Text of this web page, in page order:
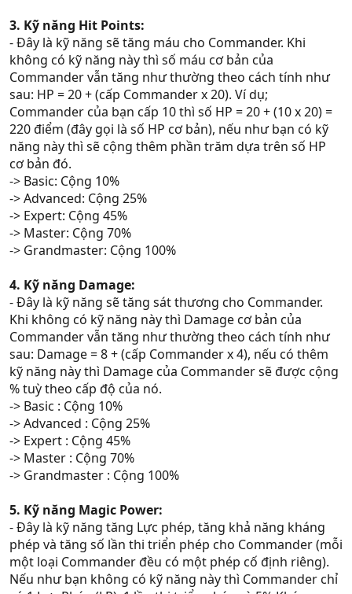
3. Kỹ năng Hit Points:
- Đây là kỹ năng sẽ tăng máu cho Commander. Khi
không có kỹ năng này thì số máu cơ bản của
Commander vẫn tăng như thường theo cách tính như
sau: HP = 20 + (cấp Commander x 20). Ví dụ;
Commander của bạn cấp 10 thì số HP = 20 + (10 x 20) =
220 điểm (đây gọi là số HP cơ bản), nếu như bạn có kỹ
năng này thì sẽ cộng thêm phần trăm dựa trên số HP
cơ bản đó.
-> Basic: Cộng 10%
-> Advanced: Cộng 25%
-> Expert: Cộng 45%
-> Master: Cộng 70%
-> Grandmaster: Cộng 100%
4. Kỹ năng Damage:
- Đây là kỹ năng sẽ tăng sát thương cho Commander.
Khi không có kỹ năng này thì Damage cơ bản của
Commander vẫn tăng như thường theo cách tính như
sau: Damage = 8 + (cấp Commander x 4), nếu có thêm
kỹ năng này thì Damage của Commander sẽ được cộng
% tuỳ theo cấp độ của nó.
-> Basic : Cộng 10%
-> Advanced : Cộng 25%
-> Expert : Cộng 45%
-> Master : Cộng 70%
-> Grandmaster : Cộng 100%
5. Kỹ năng Magic Power:
- Đây là kỹ năng tăng Lực phép, tăng khả năng kháng
phép và tăng số lần thi triển phép cho Commander (mỗi
một loại Commander đều có một phép cố định riêng).
Nếu như bạn không có kỹ năng này thì Commander chỉ